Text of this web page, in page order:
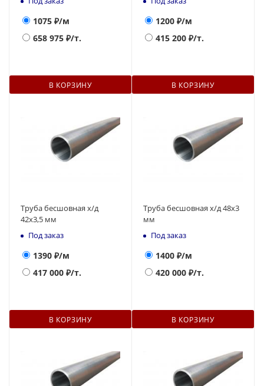
1075 ₽/м
658 975 ₽/т.
В КОРЗИНУ
1200 ₽/м
415 200 ₽/т.
В КОРЗИНУ
Труба бесшовная х/д
42х3,5 мм
Под заказ
1390 ₽/м
417 000 ₽/т.
В КОРЗИНУ
Труба бесшовная х/д 48х3
мм
Под заказ
1400 ₽/м
420 000 ₽/т.
В КОРЗИНУ